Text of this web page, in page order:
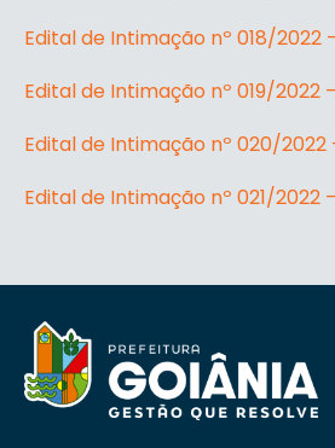
Edital de Intimação nº 018/2022
Edital de Intimação nº 019/2022
Edital de Intimação nº 020/2022
Edital de Intimação nº 021/2022